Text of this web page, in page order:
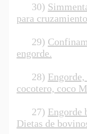
30)
para
29)
engorde.
28)
cocotero, coco
27) Engorde
Dietas de